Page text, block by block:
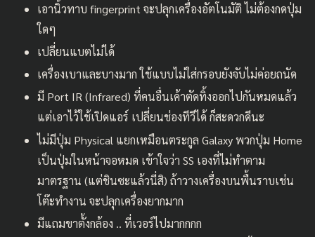
เอานิ้วทาบ fingerprint จะปลุกเครื่องอัตโนมัติ ไม่ต้องกดปุ่ม
ใดๆ
เปลี่ยนแบตไม่ได้
เครื่องเบาและบางมาก ใช้แบบไม่ใส่กรอบยังจับไม่ค่อยถนัด
มี Port IR (Infrared) ที่คนอื่นเค้าตัดทิ้งออกไปกันหมดแล้ว
แต่เอาไว้ใช้เปิดแอร์ เปลี่ยนช่องทีวีได้ ก็สะดวกดีนะ
ไม่มีปุ่ม Physical แยกเหมือนตระกูล Galaxy พวกปุ่ม Home
เป็นปุ่มในหน้าจอหมด เข้าใจว่า SS เองที่ไม่ทำตาม
มาตรฐาน (แต่ชินซะแล้วนี่สิ) ถ้าวางเครื่องบนพื้นราบเช่น
โต๊ะทำงาน จะปลุกเครื่องยากมาก
มีแถมขาตั้งกล้อง .. ที่เวอร์ไปมากกกก